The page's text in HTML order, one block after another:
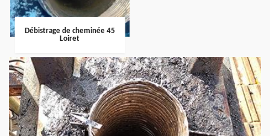
Débistrage de cheminée 45
Loiret